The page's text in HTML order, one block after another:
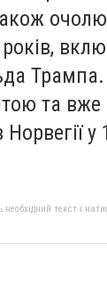
Трампа.
та
Норвегії
текст і